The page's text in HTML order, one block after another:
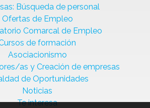
Búsqueda de personal
Ofertas de Empleo
Comarcal de Empleo
de formación
Asociacionismo
as y Creación de empresas
de Oportunidades
Noticias
Te interesa